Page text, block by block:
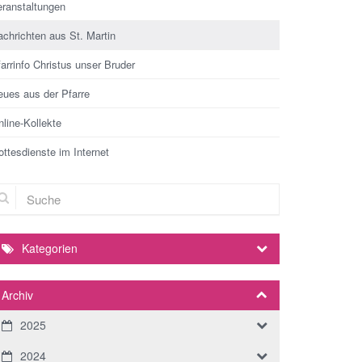
aus St. Martin
Christus unser Bruder
aus der Pfarre
Kollekte
im Internet
Kategorien
Archiv
2025
2024